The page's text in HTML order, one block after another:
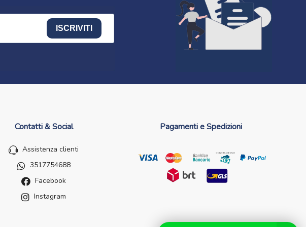
ISCRIVITI
Contatti & Social
Assistenza clienti
3517754688
Facebook
Instagram
Pagamenti e Spedizioni